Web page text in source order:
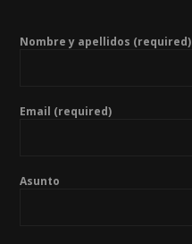
Nombre y apellidos (required)
Email (required)
Asunto